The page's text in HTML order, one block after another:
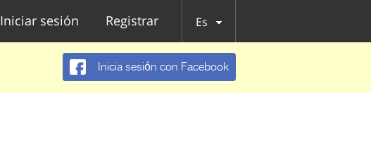
Iniciar sesión Registrar Es
Inicia sesión con Facebook